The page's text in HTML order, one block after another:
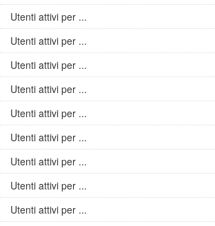
Utenti attivi per ...
Utenti attivi per ...
Utenti attivi per ...
Utenti attivi per ...
Utenti attivi per ...
Utenti attivi per ...
Utenti attivi per ...
Utenti attivi per ...
Utenti attivi per ...